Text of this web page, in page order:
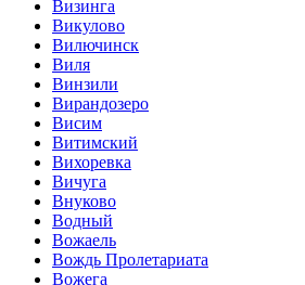
Визинга
Викулово
Вилючинск
Виля
Винзили
Вирандозеро
Висим
Витимский
Вихоревка
Вичуга
Внуково
Водный
Вожаель
Вождь Пролетариата
Вожега